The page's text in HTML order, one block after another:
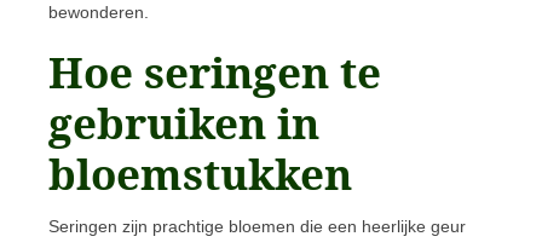
bewonderen.
Hoe seringen te
gebruiken in
bloemstukken
Seringen zijn prachtige bloemen die een heerlijke geur